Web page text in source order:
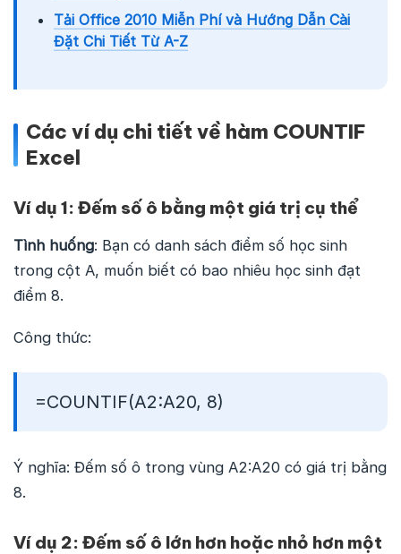
Tải Office 2010 Miễn Phí và Hướng Dẫn Cài
Đặt Chi Tiết Từ A-Z
Các ví dụ chi tiết về hàm COUNTIF
Excel
Ví dụ 1: Đếm số ô bằng một giá trị cụ thể
Tình huống: Bạn có danh sách điểm số học sinh
trong cột A, muốn biết có bao nhiêu học sinh đạt
điểm 8.
Công thức:
=COUNTIF(A2:A20, 8)
Ý nghĩa: Đếm số ô trong vùng A2:A20 có giá trị bằng
8.
Ví dụ 2: Đếm số ô lớn hơn hoặc nhỏ hơn một